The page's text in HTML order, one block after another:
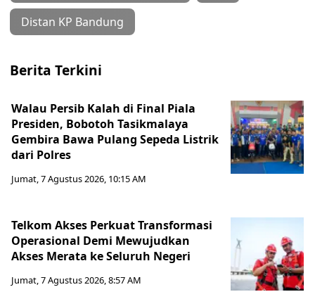
Distan KP Bandung
Berita Terkini
Walau Persib Kalah di Final Piala
Presiden, Bobotoh Tasikmalaya
Gembira Bawa Pulang Sepeda Listrik
dari Polres
Jumat, 7 Agustus 2026, 10:15 AM
Telkom Akses Perkuat Transformasi
Operasional Demi Mewujudkan
Akses Merata ke Seluruh Negeri
Jumat, 7 Agustus 2026, 8:57 AM